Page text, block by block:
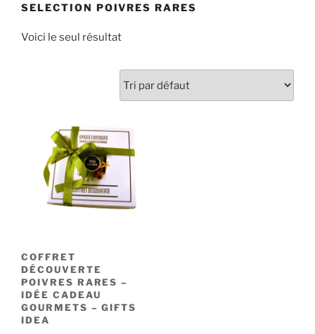
SELECTION POIVRES RARES
Voici le seul résultat
COFFRET
DÉCOUVERTE
POIVRES RARES –
IDÉE CADEAU
GOURMETS – GIFTS
IDEA